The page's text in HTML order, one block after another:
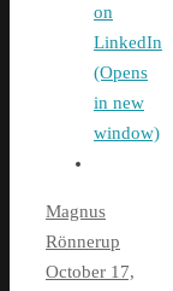
on
LinkedIn
(Opens
in new
window)
Magnus
Rönnerup
October 17,